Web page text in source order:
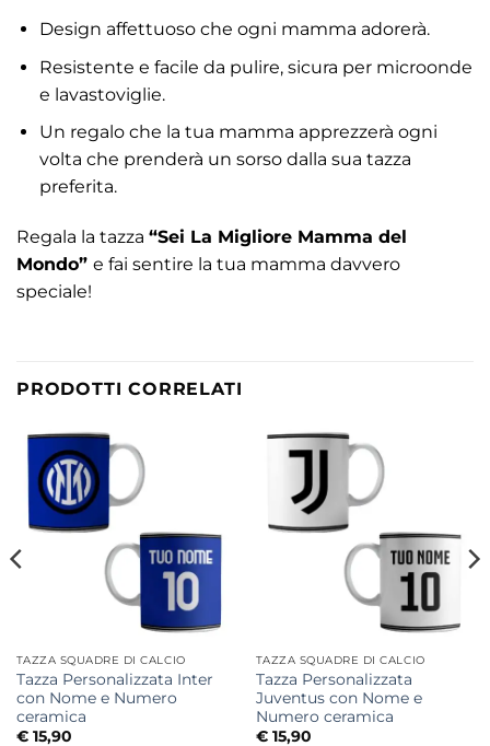
Design affettuoso che ogni mamma adorerà.
Resistente e facile da pulire, sicura per microonde
e lavastoviglie.
Un regalo che la tua mamma apprezzerà ogni
volta che prenderà un sorso dalla sua tazza
preferita.
Regala la tazza “Sei La Migliore Mamma del
Mondo” e fai sentire la tua mamma davvero
speciale!
PRODOTTI CORRELATI
TAZZA SQUADRE DI CALCIO
Tazza Personalizzata Inter
con Nome e Numero
ceramica
€15,90
TAZZA SQUADRE DI CALCIO
Tazza Personalizzata
Juventus con Nome e
Numero ceramica
€15,90